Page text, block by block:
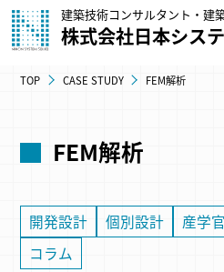
建築技術コンサルタント・建
株式会社日本シス
TOP CASE STUDY FEM解析
FEM解析
開発設計 個別設計
産学
コラム